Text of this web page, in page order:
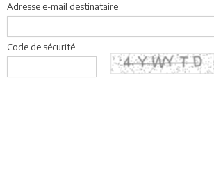
Adresse e-mail destinataire
Code de sécurité